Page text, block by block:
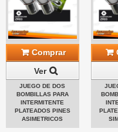
Comprar
Ver
JUEGO DE DOS
BOMBILLAS PARA
INTERMITENTE
PLATEADOS PINES
ASIMETRICOS